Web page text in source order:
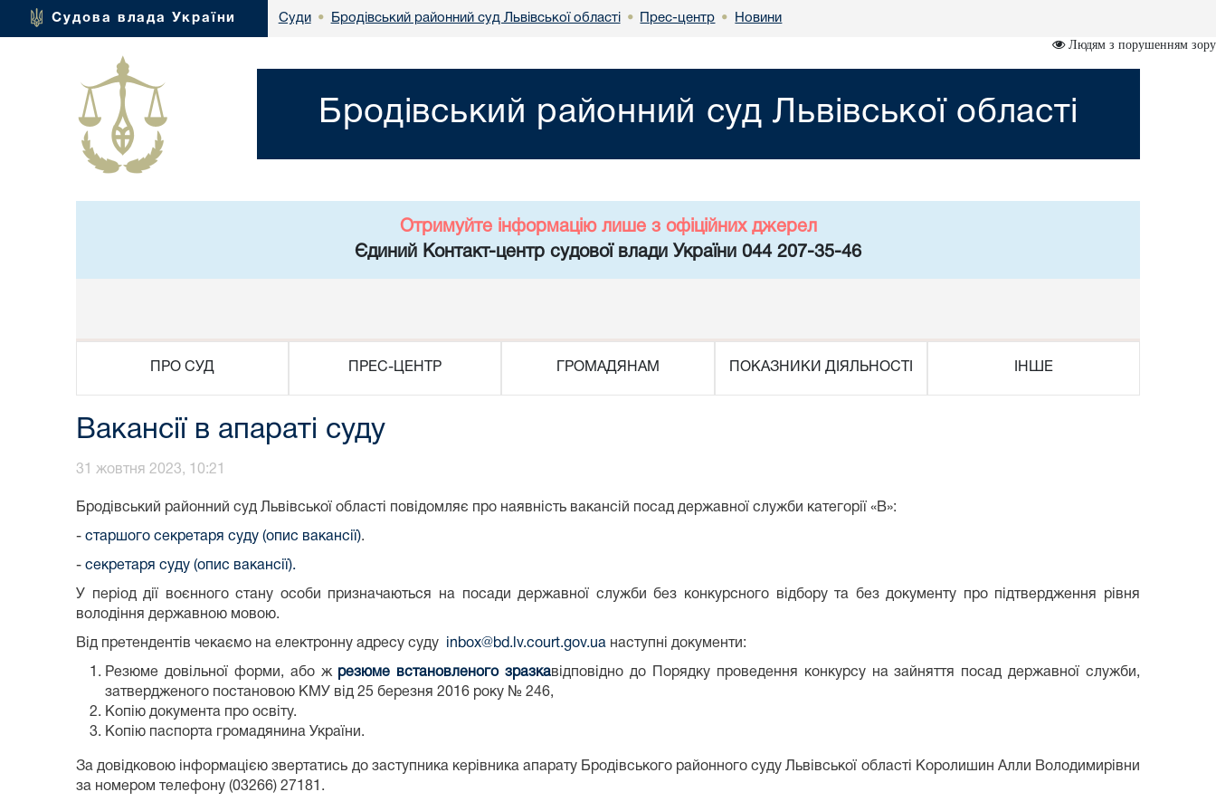
Судова влада України Суди • Бродівський районний суд Львівської області • Прес-центр • Новини
Людям з порушенням зору
Бродівський районний суд Львівської області
Отримуйте інформацію лише з офіційних джерел
Єдиний Контакт-центр судової влади України 044 207-35-46
ПРО СУД ПРЕС-ЦЕНТР ГРОМАДЯНАМ ПОКАЗНИКИ ДІЯЛЬНОСТІ ІНШЕ
Вакансії в апараті суду
31 жовтня 2023, 10:21
Бродівський районний суд Львівської області повідомляє про наявність вакансій посад державної служби категорії «В»:
- старшого секретаря суду (опис вакансії).
- секретаря суду (опис вакансії).
У період дії воєнного стану особи призначаються на посади державної служби без конкурсного відбору та без документу про підтвердження рівня
володіння державною мовою.
Від претендентів чекаємо на електронну адресу суду inbox@bd.lv.court.gov.ua наступні документи:
Резюме довільної форми, або ж резюме встановленого зразкавідповідно до Порядку проведення конкурсу на зайняття посад державної служби,
затвердженого постановою КМУ від 25 березня 2016 року № 246,
Копію документа про освіту.
Копію паспорта громадянина України.
За довідковою інформацією звертатись до заступника керівника апарату Бродівського районного суду Львівської області Королишин Алли Володимирівни
за номером телефону (03266) 27181.